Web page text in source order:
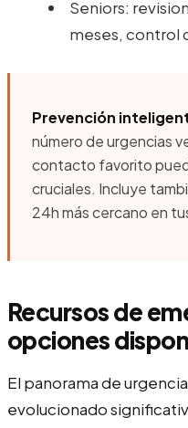
Seniors:
meses, control
Prevención
número de urgencias
contacto favorito
cruciales. Incluye
24h más cercano en
Recursos de
opciones
El panorama de
evolucionado